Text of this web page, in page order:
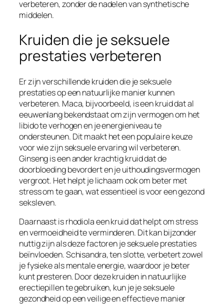
verbeteren, zonder de nadelen van synthetische
middelen.
Kruiden die je seksuele
prestaties verbeteren
Er zijn verschillende kruiden die je seksuele
prestaties op een natuurlijke manier kunnen
verbeteren. Maca, bijvoorbeeld, is een kruid dat al
eeuwenlang bekendstaat om zijn vermogen om het
libido te verhogen en je energieniveau te
ondersteunen. Dit maakt het een populaire keuze
voor wie zijn seksuele ervaring wil verbeteren.
Ginseng is een ander krachtig kruid dat de
doorbloeding bevordert en je uithoudingsvermogen
vergroot. Het helpt je lichaam ook om beter met
stress om te gaan, wat essentieel is voor een gezond
seksleven.
Daarnaast is rhodiola een kruid dat helpt om stress
en vermoeidheid te verminderen. Dit kan bijzonder
nuttig zijn als deze factoren je seksuele prestaties
beïnvloeden. Schisandra, ten slotte, verbetert zowel
je fysieke als mentale energie, waardoor je beter
kunt presteren. Door deze kruiden in natuurlijke
erectiepillen te gebruiken, kun je je seksuele
gezondheid op een veilige en effectieve manier